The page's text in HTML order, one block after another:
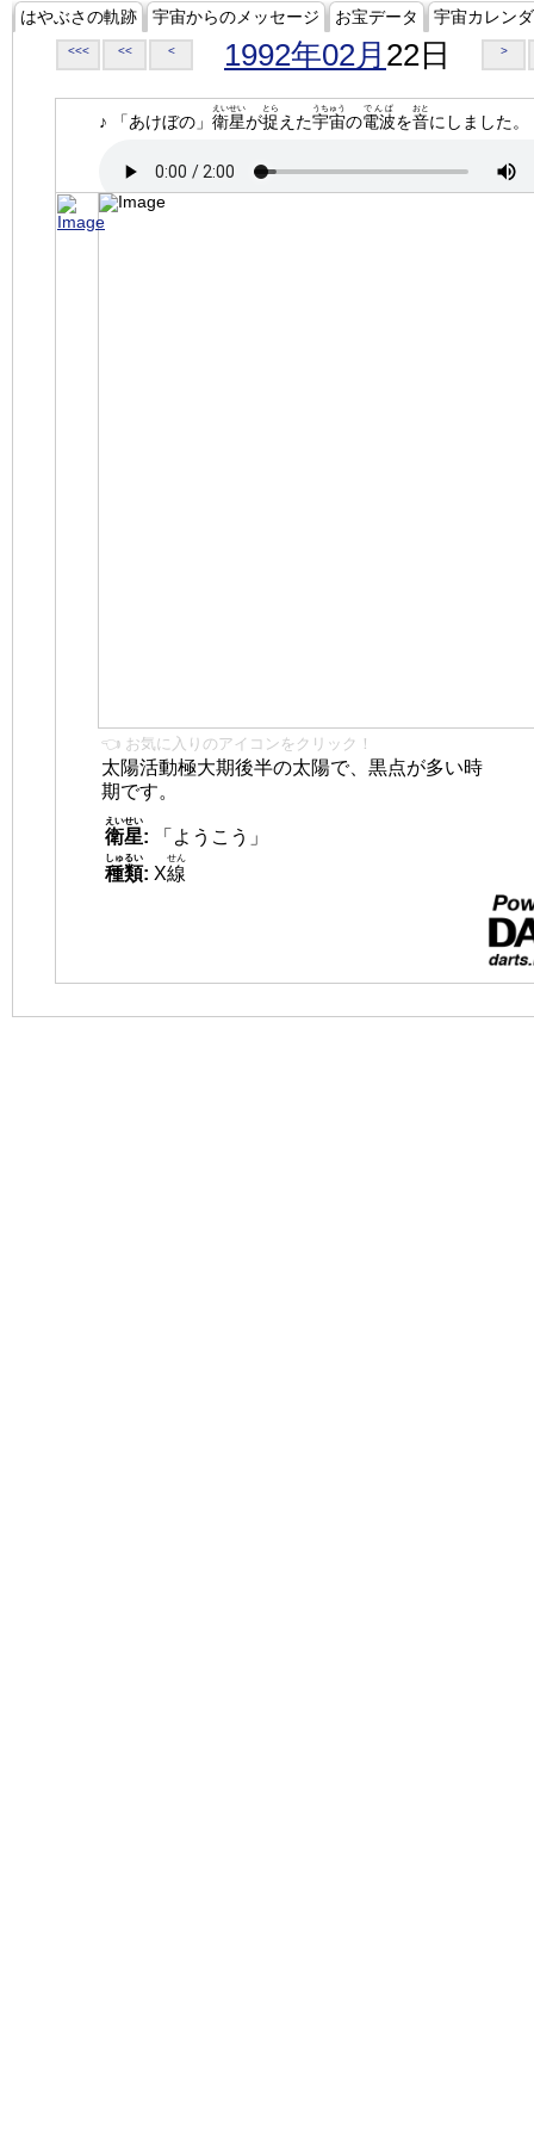
はやぶさの軌跡 宇宙からのメッセージ お宝データ 宇宙カレン
<<< << < 1992年02月 22日 >
♪ 「あけぼの」 衛星
えいせい
が捉
とら
えた宇宙
うちゅう
の電波
でんぱ
を音
おと
にしました。
👈 お気に入りのアイコンをクリック！
太陽活動極大期後半の太陽で、黒点が多い時
期です。
衛星
えいせい
:
「ようこう」
種類
しゅるい
: X線
せん